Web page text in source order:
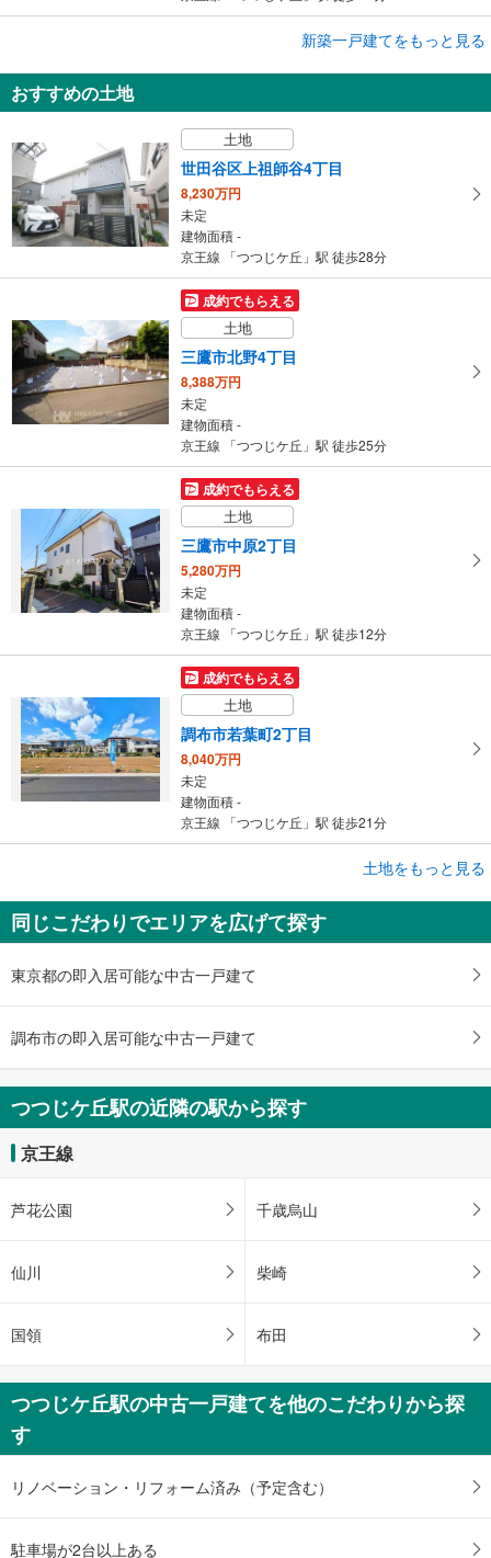
建物面積 93.98m2
京王線 「つつじケ丘」駅 徒歩23分
新築一戸建てをもっと見る
おすすめの土地
土地
世田谷区上祖師谷4丁目
8,230万円
未定
建物面積 -
京王線 「つつじケ丘」駅 徒歩28分
成約でもらえる
土地
三鷹市北野4丁目
8,388万円
未定
建物面積 -
京王線 「つつじケ丘」駅 徒歩25分
成約でもらえる
土地
三鷹市中原2丁目
5,280万円
未定
建物面積 -
京王線 「つつじケ丘」駅 徒歩12分
成約でもらえる
土地
調布市若葉町2丁目
8,040万円
未定
建物面積 -
京王線 「つつじケ丘」駅 徒歩21分
調布市若葉町2丁目
7,640万円
未定
建物面積 -
土地をもっと見る
同じこだわりでエリアを広げて探す
東京都の即入居可能な中古一戸建て
調布市の即入居可能な中古一戸建て
つつじケ丘駅の近隣の駅から探す
京王線
芦花公園 千歳烏山
仙川 柴崎
国領 布田
つつじケ丘駅の中古一戸建てを他のこだわりから探
す
リノベーション・リフォーム済み（予定含む）
駐車場が2台以上ある